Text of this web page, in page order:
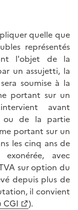
quelle que
représentés
l'objet de la
un assujetti, la
soumise à la
portant sur un
avant
ou de la partie
portant sur un
les cinq ans de
avec
sur option du
depuis plus de
il convient
CGI ).